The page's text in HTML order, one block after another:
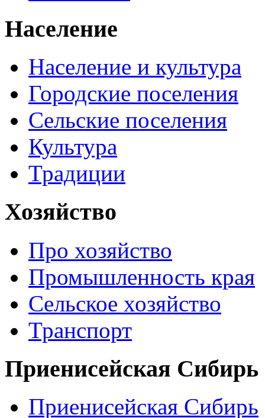
Население
Население и культура
Городские поселения
Сельские поселения
Культура
Традиции
Хозяйство
Про хозяйство
Промышленность края
Сельское хозяйство
Транспорт
Приенисейская Сибирь
Приенисейская Сибирь